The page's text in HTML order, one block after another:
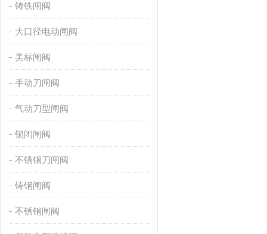
铸铁闸阀
大口径电动闸阀
美标闸阀
手动刀闸阀
气动刀型闸阀
锁闭闸阀
不锈钢刀闸阀
铸钢闸阀
不锈钢闸阀